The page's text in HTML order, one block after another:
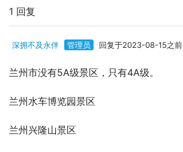
1 回复
深拥不及永伴 管理员 回复于2023-08-15之前
兰州市没有5A级景区，只有4A级。
兰州水车博览园景区
兰州兴隆山景区